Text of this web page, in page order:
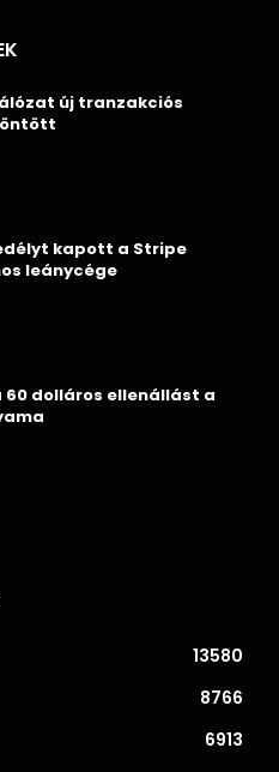
új tranzakciós
kapott a Stripe
leánycége
dolláros ellenállást a
13580
8766
6913